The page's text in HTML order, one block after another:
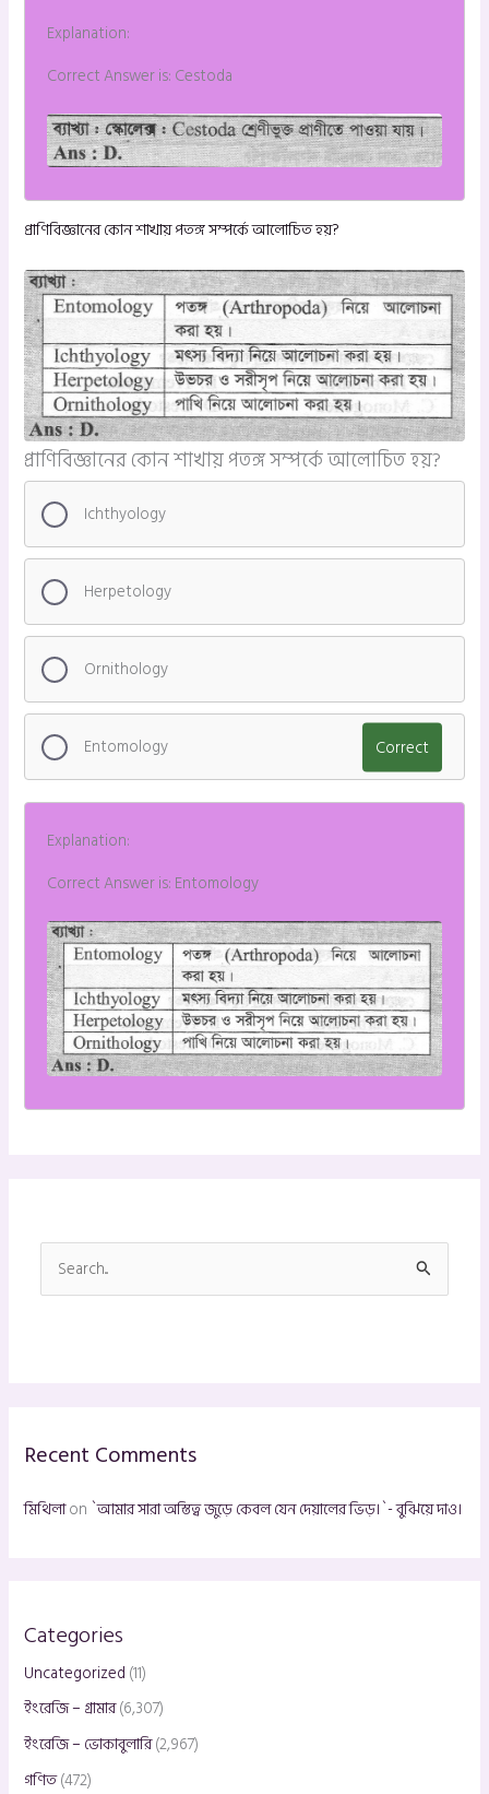
Explanation:
Correct Answer is: Cestoda
প্রাণিবিজ্ঞানের কোন শাখায় পতঙ্গ সম্পর্কে আলোচিত হয়?
প্রাণিবিজ্ঞানের কোন শাখায় পতঙ্গ সম্পর্কে আলোচিত হয়?
Ichthyology
Herpetology
Ornithology
Entomology Correct
Explanation:
Correct Answer is: Entomology
e
f
Recent Comments
মিথিলাon `আমার সারা অস্তিত্ব জুড়ে কেবল যেন দেয়ালের ভিড়।`- বুঝিয়ে দাও।
Categories
Uncategorized (11)
ইংরেজি – গ্রামার(6,307)
ইংরেজি – ভোকাবুলারি(2,967)
গণিত(472)